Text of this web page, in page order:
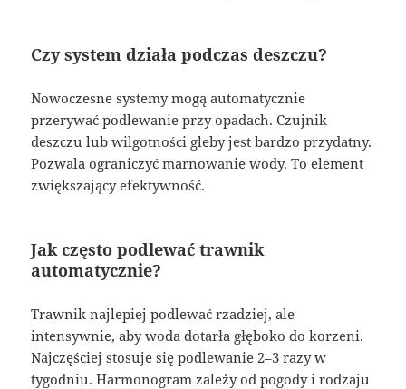
Czy system działa podczas deszczu?
Nowoczesne systemy mogą automatycznie
przerywać podlewanie przy opadach. Czujnik
deszczu lub wilgotności gleby jest bardzo przydatny.
Pozwala ograniczyć marnowanie wody. To element
zwiększający efektywność.
Jak często podlewać trawnik
automatycznie?
Trawnik najlepiej podlewać rzadziej, ale
intensywnie, aby woda dotarła głęboko do korzeni.
Najczęściej stosuje się podlewanie 2–3 razy w
tygodniu. Harmonogram zależy od pogody i rodzaju